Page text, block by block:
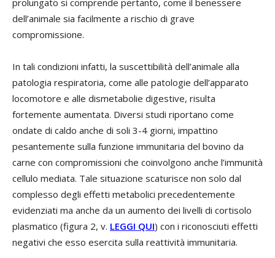
dell’animale sia facilmente a rischio di grave
compromissione.
In tali condizioni infatti, la suscettibilità dell’animale alla
patologia respiratoria, come alle patologie dell’apparato
locomotore e alle dismetabolie digestive, risulta
fortemente aumentata. Diversi studi riportano come
ondate di caldo anche di soli 3-4 giorni, impattino
pesantemente sulla funzione immunitaria del bovino da
carne con compromissioni che coinvolgono anche l’immunità
cellulo mediata. Tale situazione scaturisce non solo dal
complesso degli effetti metabolici precedentemente
evidenziati ma anche da un aumento dei livelli di cortisolo
plasmatico (figura 2, v. LEGGI QUI) con i riconosciuti effetti
negativi che esso esercita sulla reattività immunitaria.